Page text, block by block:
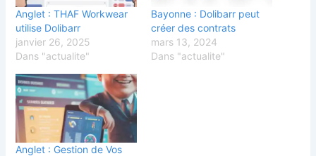
Anglet : THAF Workwear
utilise Dolibarr
janvier 26, 2025
Dans "actualite"
Bayonne : Dolibarr peut
créer des contrats
mars 13, 2024
Dans "actualite"
Anglet : Gestion de Vos